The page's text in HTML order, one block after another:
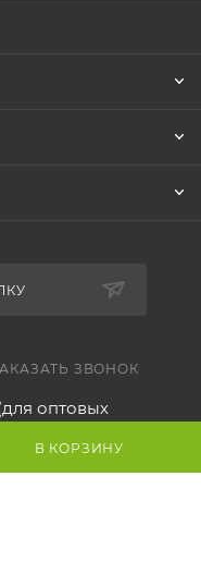
В КОРЗИНУ
ЗВОНОК
оптовых
и шоу-рум: